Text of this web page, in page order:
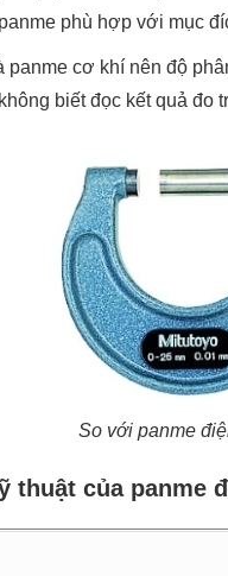
phù hợp với mục
panme cơ khí nên độ
biết đọc kết quả đo
So với panme
thuật của panme